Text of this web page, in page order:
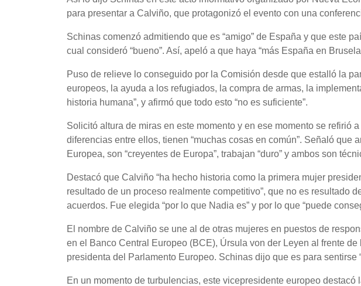
para presentar a Calviño, que protagonizó el evento con una
Schinas comenzó admitiendo que es “amigo” de España y que este
cual consideró “bueno”. Así, apeló a que haya “más España en
Puso de relieve lo conseguido por la Comisión desde que estalló la
europeos, la ayuda a los refugiados, la compra de armas, la
historia humana”, y afirmó que todo esto “no es suficiente”.
Solicitó altura de miras en este momento y en ese momento se refirió
diferencias entre ellos, tienen “muchas cosas en común”. Señaló que
Europea, son “creyentes de Europa”, trabajan “duro” y ambos son
Destacó que Calviño “ha hecho historia como la primera mujer
resultado de un proceso realmente competitivo”, que no es resultado
acuerdos. Fue elegida “por lo que Nadia es” y por lo que “puede
El nombre de Calviño se une al de otras mujeres en puestos de
en el Banco Central Europeo (BCE), Úrsula von der Leyen al frente
presidenta del Parlamento Europeo. Schinas dijo que es para sentirse
En un momento de turbulencias, este vicepresidente europeo destacó